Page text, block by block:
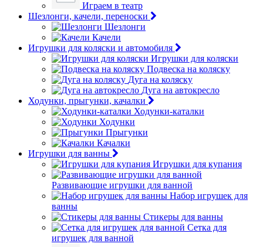
Играем в театр
Шезлонги, качели, переноски
Шезлонги
Качели
Игрушки для коляски и автомобиля
Игрушки для коляски
Подвеска на коляску
Дуга на коляску
Дуга на автокресло
Ходунки, прыгунки, качалки
Ходунки-каталки
Ходунки
Прыгунки
Качалки
Игрушки для ванны
Игрушки для купания
Развивающие игрушки для ванной
Набор игрушек для
ванны
Стикеры для ванны
Сетка для
игрушек для ванной